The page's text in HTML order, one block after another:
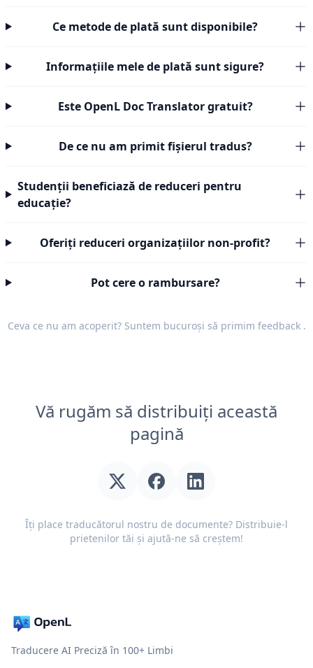
Ce metode de plată sunt disponibile?
Informațiile mele de plată sunt sigure?
Este OpenL Doc Translator gratuit?
De ce nu am primit fișierul tradus?
Studenții beneficiază de reduceri pentru
educație?
Oferiți reduceri organizațiilor non-profit?
Pot cere o rambursare?
Ceva ce nu am acoperit? Suntem bucuroși să primim feedback.
Vă rugăm să distribuiți această
pagină
Îți place traducătorul nostru de documente? Distribuie-l
prietenilor tăi și ajută-ne să creștem!
Traducere AI Preciză în 100+ Limbi